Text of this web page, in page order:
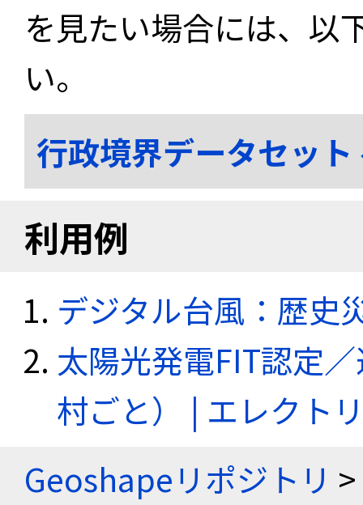
を見たい場合には、以
い。
行政境界データセッ
利用例
デジタル台風：歴史
太陽光発電FIT認定
村ごと） | エレクト
Geoshapeリポジトリ >